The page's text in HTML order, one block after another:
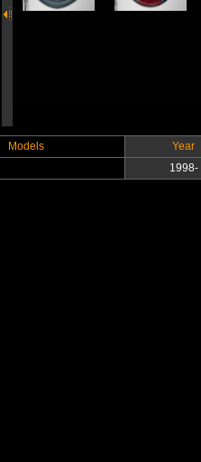
Models Year
1998-